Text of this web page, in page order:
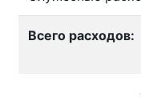
Всего расходов: